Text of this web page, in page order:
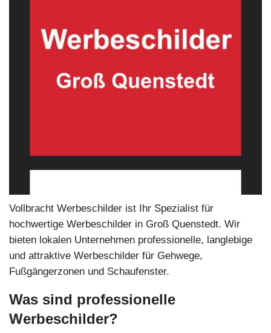
Vollbracht Werbeschilder ist Ihr Spezialist für
hochwertige Werbeschilder in Groß Quenstedt. Wir
bieten lokalen Unternehmen professionelle, langlebige
und attraktive Werbeschilder für Gehwege,
Fußgängerzonen und Schaufenster.
Was sind professionelle
Werbeschilder?